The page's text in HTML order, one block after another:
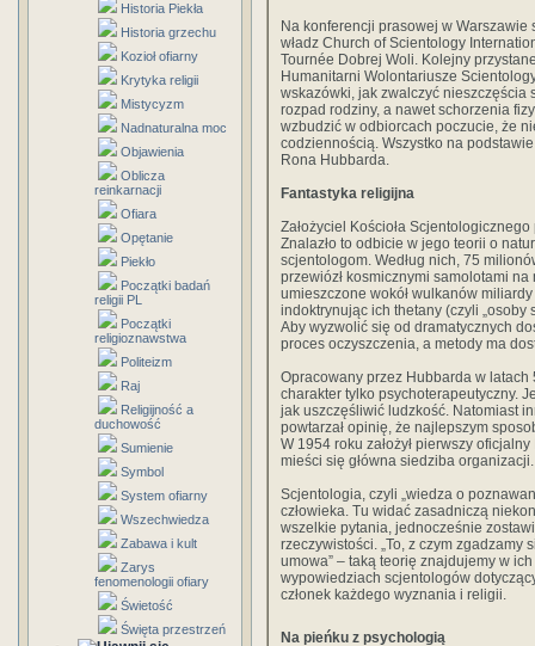
Historia Piekła
Historia grzechu
Kozioł ofiarny
Krytyka religii
Mistycyzm
Nadnaturalna moc
Objawienia
Oblicza
reinkarnacji
Ofiara
Opętanie
Piekło
Początki badań
religii PL
Początki
religioznawstwa
Politeizm
Raj
Religijność a
duchowość
Sumienie
Symbol
System ofiarny
Wszechwiedza
Zabawa i kult
Zarys
fenomenologii ofiary
Świetość
Święta przestrzeń
Na konferencji prasowej w
władz Church of Scientology
Tournée Dobrej Woli. Kolejny
Humanitarni Wolontariusze
wskazówki, jak zwalczyć nieszczęścia
rozpad rodziny, a nawet schorzenia
wzbudzić w odbiorcach poczucie, że
codziennością. Wszystko na
Rona Hubbarda.
Fantastyka religijna
Założyciel Kościoła
Znalazło to odbicie w jego teorii o
scjentologom. Według nich, 75
przewiózł kosmicznymi samolotami
umieszczone wokół wulkanów
indoktrynując ich thetany (czyli „osoby
Aby wyzwolić się od dramatycznych
proces oczyszczenia, a metody ma
Opracowany przez Hubbarda w latach
charakter tylko psychoterapeutyczny.
jak uszczęśliwić ludzkość. Natomiast
powtarzał opinię, że najlepszym
W 1954 roku założył pierwszy
mieści się główna siedziba organizacji.
Scjentologia, czyli „wiedza o
człowieka. Tu widać zasadniczą
wszelkie pytania, jednocześnie
rzeczywistości. „To, z czym zgadzamy
umowa” – taką teorię znajdujemy w
wypowiedziach scjentologów
członek każdego wyznania i religii.
Na pieńku z psychologią